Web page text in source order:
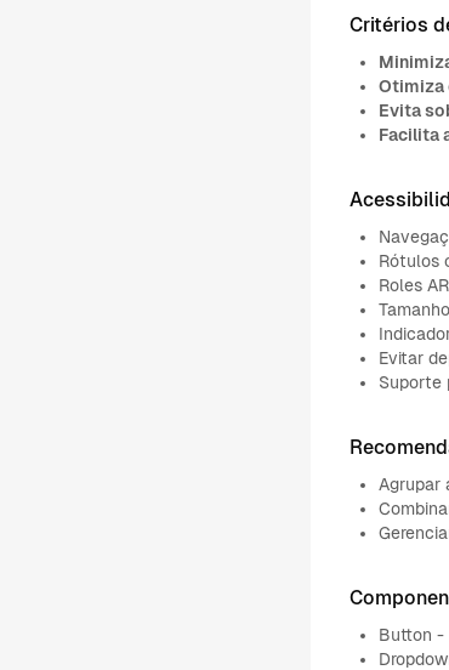
Critérios
Otimiza
Evita
Facilita
Rótulos
Roles
Evitar
Suporte
Agrupar
Button -